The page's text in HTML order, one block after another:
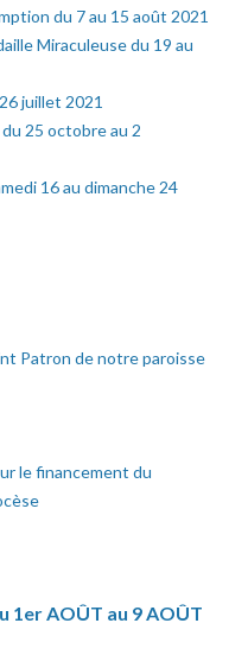
du 7 au 15 août 2021
Miraculeuse du 19 au
juillet 2021
25 octobre au 2
16 au dimanche 24
Patron de notre paroisse
le financement du
1er AOÛT au 9 AOÛT